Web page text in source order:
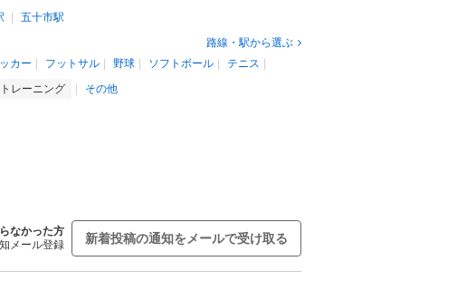
五十市駅
路線・駅から選ぶ
カー フットサル 野球 ソフトボール
テニス
レーニング その他
なかった方
メール登録
新着投稿の通知をメールで受け取る